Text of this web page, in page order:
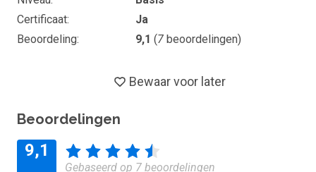
Vaardigheden
Door het volgen van deze cursus werk je aan de volgende
De cursus 'De kracht van foto's in je marketing' bestaat uit: E-
learnings, Oefenmateriaal, Eindtoets.
Certificaat
Ja
Beoordeling
9,1 (7 beoordelingen)
Bewaar voor later
Beoordelingen
9,1
Gebaseerd op 7 beoordelingen